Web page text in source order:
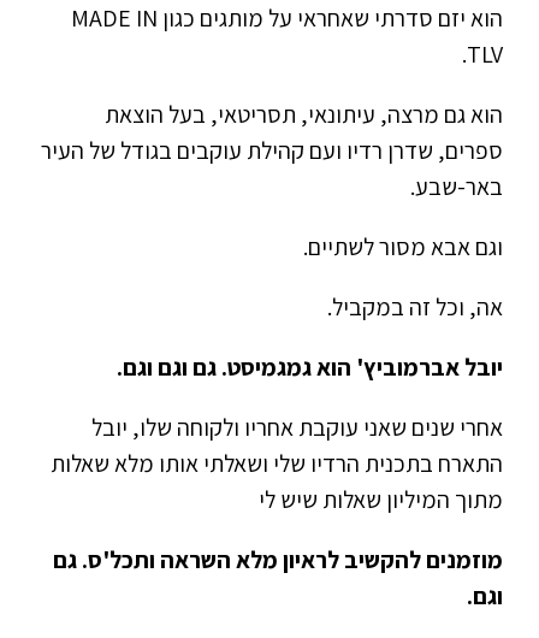
הוא יזם סדרתי שאחראי על מותגים כגון MADE IN
TLV.
הוא גם מרצה, עיתונאי, תסריטאי, בעל הוצאת
ספרים, שדרן רדיו ועם קהילת עוקבים בגודל של העיר
באר-שבע.
וגם אבא מסור לשתיים.
אה, וכל זה במקביל.
יובל אברמוביץ' הוא גמגמיסט. גם וגם וגם.
אחרי שנים שאני עוקבת אחריו ולקוחה שלו, יובל
התארח בתכנית הרדיו שלי ושאלתי אותו מלא שאלות
מתוך המיליון שאלות שיש לי
מוזמנים להקשיב לראיון מלא השראה ותכל'ס. גם
וגם.